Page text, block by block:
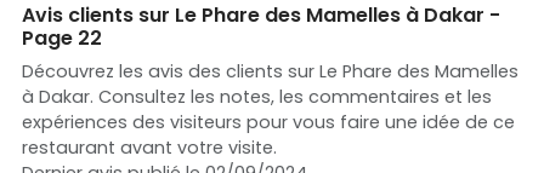
Avis clients sur Le Phare des Mamelles à Dakar -
Page 22
Découvrez les avis des clients sur Le Phare des Mamelles
à Dakar. Consultez les notes, les commentaires et les
expériences des visiteurs pour vous faire une idée de ce
restaurant avant votre visite.